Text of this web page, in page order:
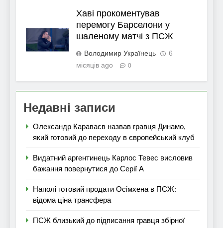
Хаві прокоментував
перемогу Барселони у
шаленому матчі з ПСЖ
Володимир Українець
6
місяців ago
0
Недавні записи
Олександр Караваєв назвав гравця Динамо,
який готовий до переходу в європейський клуб
Видатний аргентинець Карлос Тевес висловив
бажання повернутися до Серії А
Наполі готовий продати Осімхена в ПСЖ:
відома ціна трансфера
ПСЖ близький до підписання гравця збірної